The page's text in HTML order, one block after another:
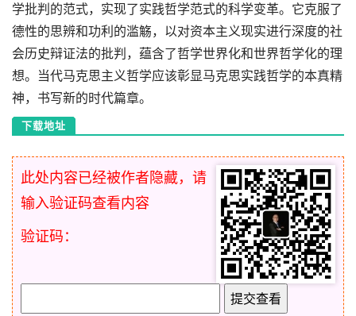
学批判的范式，实现了实践哲学范式的科学变革。它克服了
德性的思辨和功利的滥觞，以对资本主义现实进行深度的社
会历史辩证法的批判，蕴含了哲学世界化和世界哲学化的理
想。当代马克思主义哲学应该彰显马克思实践哲学的本真精
神，书写新的时代篇章。
下载地址
此处内容已经被作者隐藏，请
输入验证码查看内容
验证码：